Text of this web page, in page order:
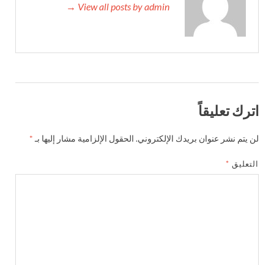
View all posts by admin →
اترك تعليقاً
لن يتم نشر عنوان بريدك الإلكتروني. الحقول الإلزامية مشار إليها بـ *
التعليق *